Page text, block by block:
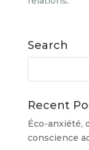
Search
Recent
Éco-anxiété,
conscience